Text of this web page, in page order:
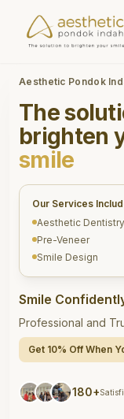
Aesthetic Pondok
The
brighten
smile
Our Services
Aesthetic
Pre-Veneer
Smile Design
Smile
Professional and
Get 10% Off When
180+